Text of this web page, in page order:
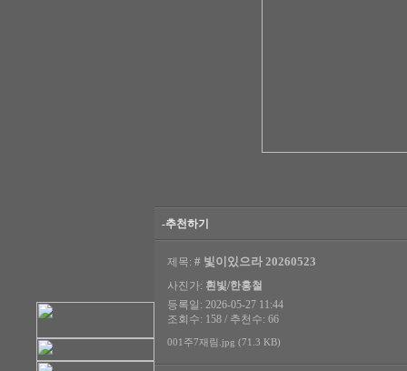
-추천하기
제목: # 빛이있으라 20260523
사진가: 흰빛/한홍철
등록일: 2026-05-27 11:44
조회수: 158 / 추천수: 66
001주7재림.jpg (71.3 KB)